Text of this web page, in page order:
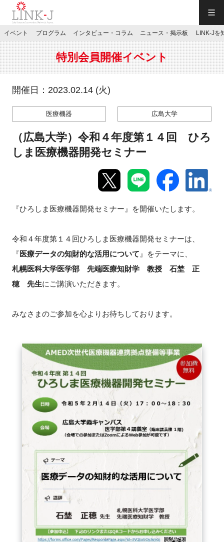
JP／EN
特別会員専用メニュー
施設ご予約
マイページ
新規登録
イベント
ニュース・掲示板
LINK-Jを知る
特別会員
施設・アクセス
イベントお知らせメール登録
イベント プログラム インタビュー・コラム ニュース・掲示板 LINK-Jを
特別会員開催イベント
開催日：2023.02.14 (火)
医療機器 広島大学
（広島大学）令和４年度第１４回 ひろ
しま医療機器開発セミナー
『ひろしま医療機器開発セミナー』を開催いたします。
令和４年度第１４回ひろしま医療機器開発セミナーは、
『医療データの知財的な活用について 』をテーマに、
札幌医科大学医学部 先端医療知財学 教授 石埜 正
穂 先生にご講演いただきます。
みなさまのご参加を心よりお待ちしております。